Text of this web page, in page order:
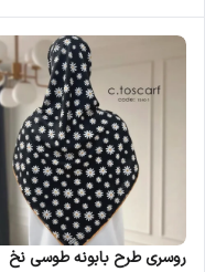
روسری طرح بابونه طوسی نخ